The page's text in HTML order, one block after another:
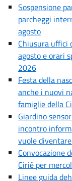
Sospensione
parcheggi
agosto
Chiusura uffici
agosto e orari
2026
Festa della
anche i nuovi
famiglie della
Giardino
incontro
vuole
Convocazione
Cirié per
Linee guida